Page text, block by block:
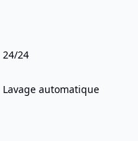
24/24
Lavage automatique